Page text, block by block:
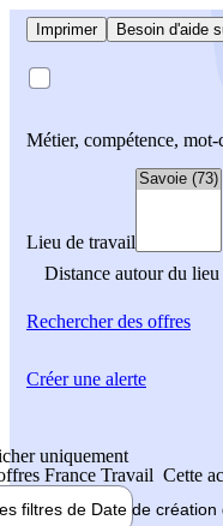
Imprimer Besoin d'aide
Métier, compétence,
Lieu de travail
Distance autour du
Rechercherdes offres
uniquement
France Travail Cette
filtres de Date de création
Créer une alerte